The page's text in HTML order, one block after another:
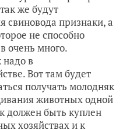
же будут
свиновода признаки, а
не способно
очень много.
надо в
Вот там будет
получать молодняк
животных одной
должен быть куплен
хозяйствах и к